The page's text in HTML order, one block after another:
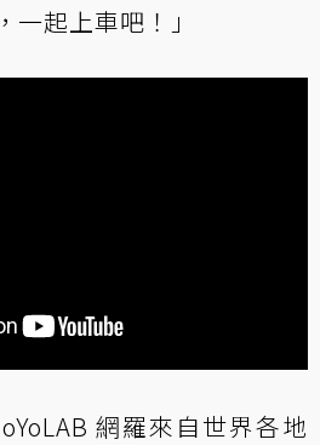
起上車吧！」
網羅來自世界各地